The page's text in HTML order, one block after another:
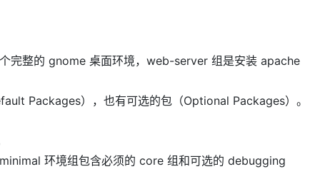
完整的 gnome 桌面环境，web-server 组是安装 apache
Packages），也有可选的包（Optional Packages）。
环境组包含必须的 core 组和可选的 debugging